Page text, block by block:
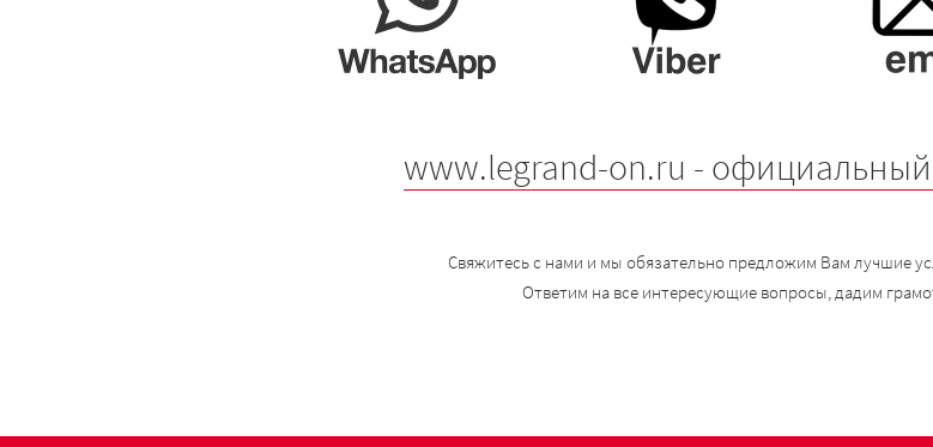
www.legrand-on.ru -
Свяжитесь с нами и мы обязательно предложим Вам лучшие
Ответим на все интересующие вопросы, дадим